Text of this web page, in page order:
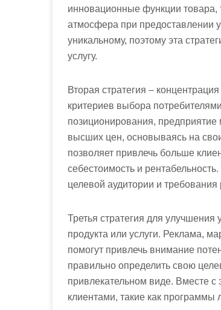
инновационные функции товара,
атмосфера при предоставлении
уникальному, поэтому эта
услугу.
Вторая стратегия –
критериев выбора
позиционирования, предприятие
высших цен, основываясь на
позволяет привлечь больше
себестоимость и
целевой аудитории и требования
Третья стратегия для
продукта или услуги. Реклама,
помогут привлечь внимание
правильно определить свою
привлекательном виде. Вместе
клиентами, такие как программы